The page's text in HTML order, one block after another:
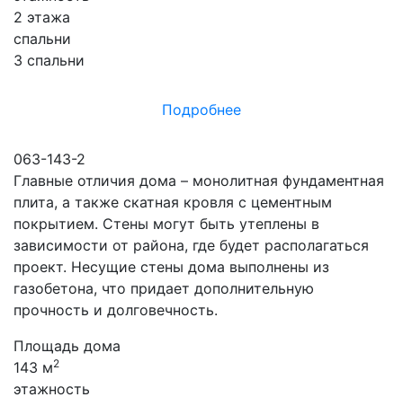
2 этажа
спальни
3 спальни
Подробнее
063-143-2
Главные отличия дома – монолитная фундаментная
плита, а также скатная кровля с цементным
покрытием. Стены могут быть утеплены в
зависимости от района, где будет располагаться
проект. Несущие стены дома выполнены из
газобетона, что придает дополнительную
прочность и долговечность.
Площадь дома
143 м2
этажность